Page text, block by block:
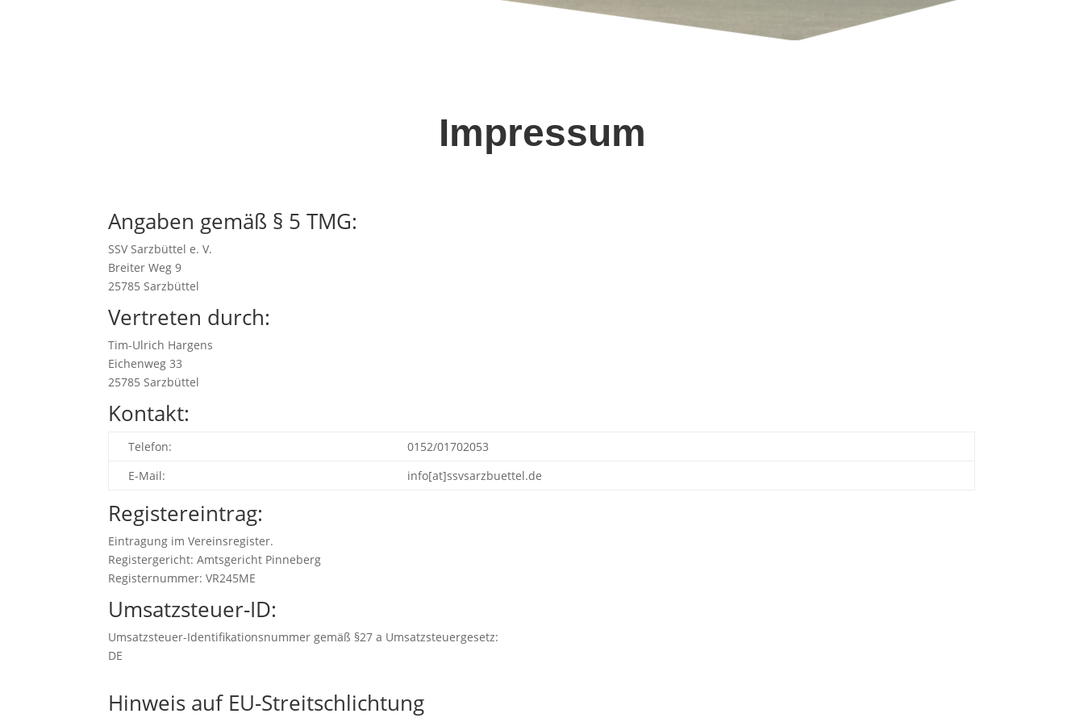
Impressum
Angaben gemäß § 5 TMG:
SSV Sarzbüttel e. V.
Breiter Weg 9
25785 Sarzbüttel
Vertreten durch:
Tim-Ulrich Hargens
Eichenweg 33
25785 Sarzbüttel
Kontakt:
Telefon:
0152/01702053
E-Mail:
info[at]ssvsarzbuettel.de
Registereintrag:
Eintragung im Vereinsregister.
Registergericht: Amtsgericht Pinneberg
Registernummer: VR245ME
Umsatzsteuer-ID:
Umsatzsteuer-Identifikationsnummer gemäß §27 a Umsatzsteuergesetz:
DE
Hinweis auf EU-Streitschlichtung